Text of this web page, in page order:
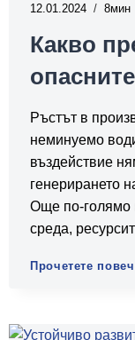
12.01.2024 8
Какво
Ръстът в
неминуемо
въздействие
генерирането
Още по-голямо
среда,
Прочетете